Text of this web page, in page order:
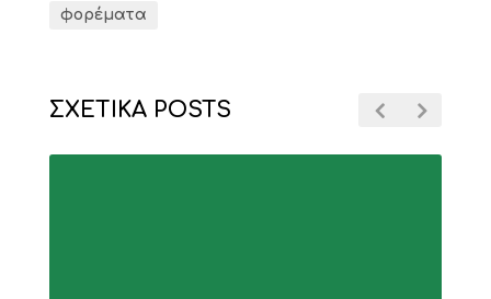
φορέματα
ΣΧΕΤΙΚΑ POSTS